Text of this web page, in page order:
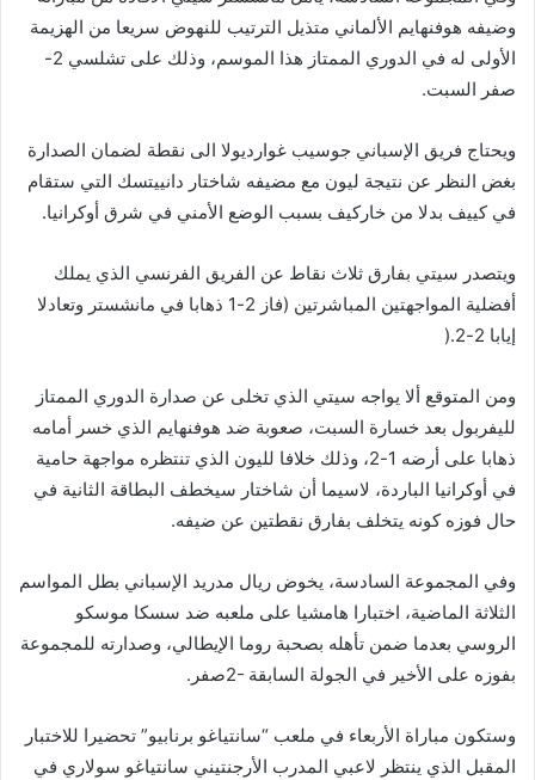
وضيفه هوفنهايم الألماني متذيل الترتيب للنهوض سريعا من الهزيمة
الأولى له في الدوري الممتاز هذا الموسم، وذلك على تشلسي 2-
صفر السبت.
ويحتاج فريق الإسباني جوسيب غوارديولا الى نقطة لضمان الصدارة
بغض النظر عن نتيجة ليون مع مضيفه شاختار دانييتسك التي ستقام
في كييف بدلا من خاركيف بسبب الوضع الأمني في شرق أوكرانيا.
ويتصدر سيتي بفارق ثلاث نقاط عن الفريق الفرنسي الذي يملك
أفضلية المواجهتين المباشرتين (فاز 2-1 ذهابا في مانشستر وتعادلا
إيابا 2-2
).
ومن المتوقع ألا يواجه سيتي الذي تخلى عن صدارة الدوري الممتاز
لليفربول بعد خسارة السبت، صعوبة ضد هوفنهايم الذي خسر أمامه
ذهابا على أرضه 1-2، وذلك خلافا لليون الذي تنتظره مواجهة حامية
في أوكرانيا الباردة، لاسيما أن شاختار سيخطف البطاقة الثانية في
حال فوزه كونه يتخلف بفارق نقطتين عن ضيفه.
وفي المجموعة السادسة، يخوض ريال مدريد الإسباني بطل المواسم
الثلاثة الماضية، اختبارا هامشيا على ملعبه ضد سسكا موسكو
الروسي بعدما ضمن تأهله بصحبة روما الإيطالي، وصدارته للمجموعة
بفوزه على الأخير في الجولة السابقة 2-صفر .
وستكون مباراة الأربعاء في ملعب “سانتياغو برنابيو” تحضيرا للاختبار
المقبل الذي ينتظر لاعبي المدرب الأرجنتيني سانتياغو سولاري في